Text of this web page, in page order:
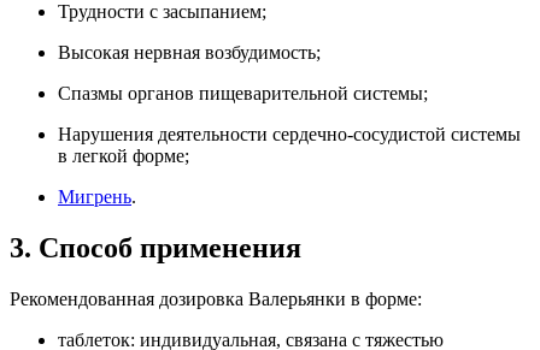
Трудности с засыпанием;
Высокая нервная возбудимость;
Спазмы органов пищеварительной системы;
Нарушения деятельности сердечно-сосудистой системы
в легкой форме;
Мигрень.
3. Способ применения
Рекомендованная дозировка Валерьянки в форме:
таблеток: индивидуальная, связана с тяжестью